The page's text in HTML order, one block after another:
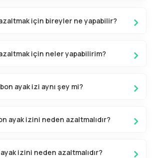
için bireyler ne yapabilir?
için neler yapabilirim?
ayak izi aynı şey mi?
ayak izini neden azaltmalıdır?
izini neden azaltmalıdır?